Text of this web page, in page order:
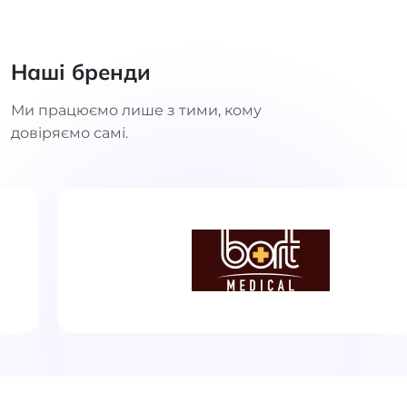
Наші бренди
Ми працюємо лише з тими, кому
довіряємо самі.